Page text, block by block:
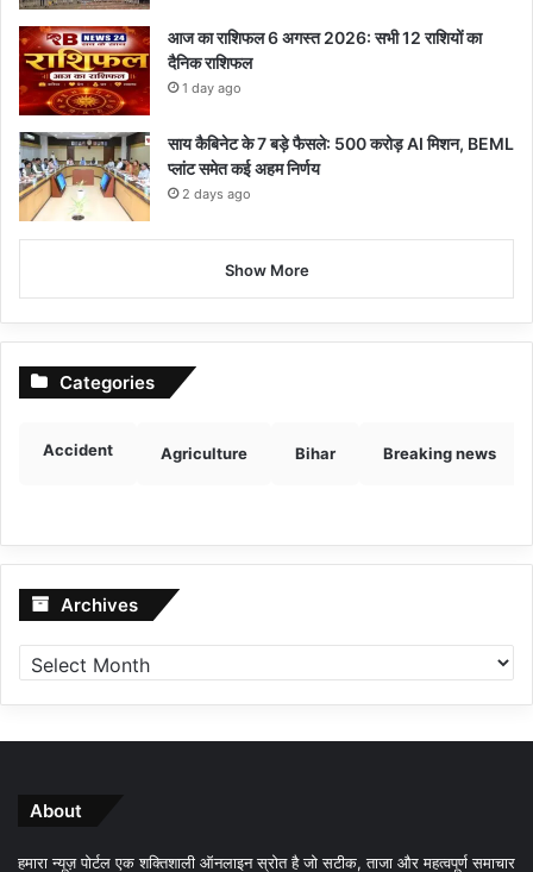
आज का राशिफल 6 अगस्त 2026: सभी 12 राशियों का
दैनिक राशिफल
1 day ago
साय कैबिनेट के 7 बड़े फैसले: 500 करोड़ AI मिशन, BEML
प्लांट समेत कई अहम निर्णय
2 days ago
Show More
Categories
Accident Agriculture Bihar Breaking news
Archives Archives
About
हमारा न्यूज़ पोर्टल एक शक्तिशाली ऑनलाइन स्रोत है जो सटीक, ताजा और महत्वपूर्ण समाचार